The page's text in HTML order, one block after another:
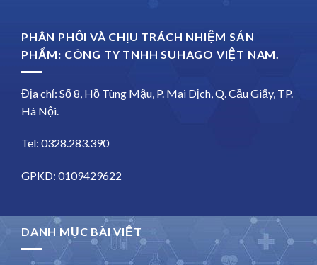
PHÂN PHỐI VÀ CHỊU TRÁCH NHIỆM SẢN
PHẨM: CÔNG TY TNHH SUHAGO VIỆT NAM.
Địa chỉ: Số 8, Hồ Tùng Mậu, P. Mai Dịch, Q. Cầu Giấy, TP.
Hà Nội.
Tel: 0328.283.390
GPKD: 0109429622
DANH MỤC BÀI VIẾT